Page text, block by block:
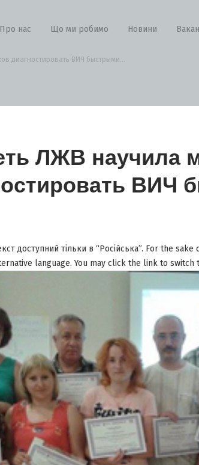
Про нас Що ми робимо Новини
диагностировать ВИЧ быстрыми...
ЛЖВ научила
ВИЧ
доступний тільки в “Російська”. For the
language. You may click the link to switch